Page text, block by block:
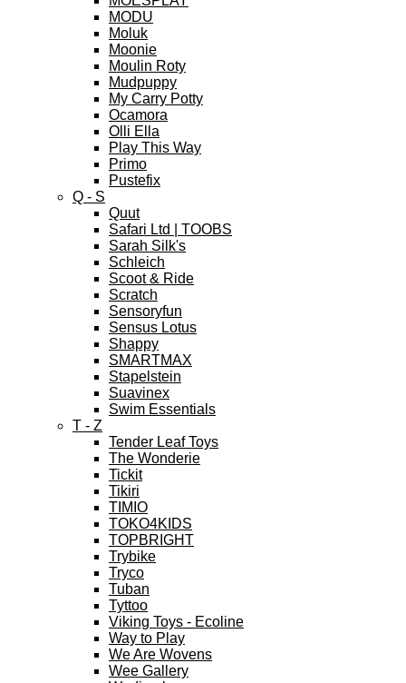
MODU
Moluk
Moonie
Moulin Roty
Mudpuppy
My Carry Potty
Ocamora
Olli Ella
Play This Way
Primo
Pustefix
Q - S
Quut
Safari Ltd | TOOBS
Sarah Silk's
Schleich
Scoot & Ride
Scratch
Sensoryfun
Sensus Lotus
Shappy
SMARTMAX
Stapelstein
Suavinex
Swim Essentials
T - Z
Tender Leaf Toys
The Wonderie
Tickit
Tikiri
TIMIO
TOKO4KIDS
TOPBRIGHT
Trybike
Tryco
Tuban
Tyttoo
Viking Toys - Ecoline
Way to Play
We Are Wovens
Wee Gallery